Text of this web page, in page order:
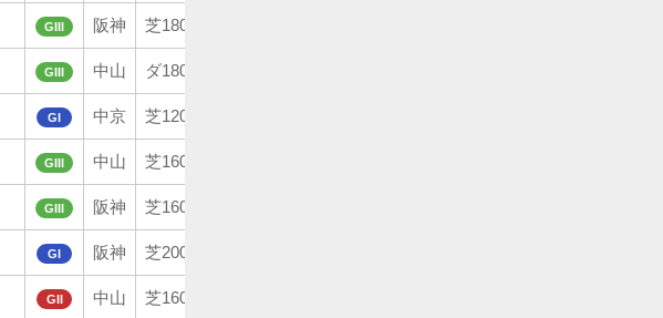
GIII 阪神 芝1800m
GIII 中山 ダ1800m
GI 中京 芝1200m
GIII 中山 芝1600m
GIII 阪神 芝1600m
GI 阪神 芝2000m
GII 中山 芝1600m